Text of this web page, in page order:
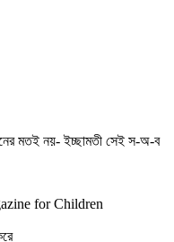
মতই নয়- ইচ্ছামতী সেই স-অ-ব
for Children